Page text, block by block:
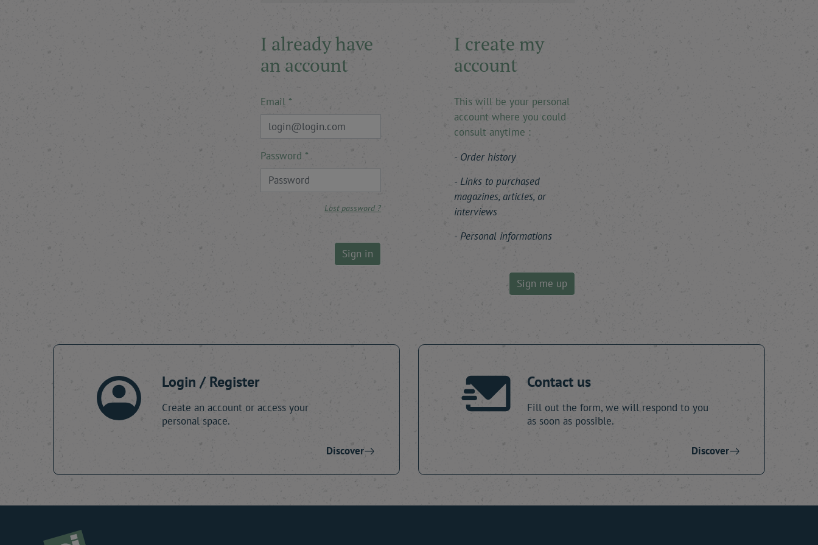
I already have
an account
Email
Password
Lost password ?
Sign in
I create my
account
This will be your personal
account where you could
consult anytime :
Order history
Links to purchased
magazines, articles, or
interviews
Personal informations
Sign me up
Login / Register
Create an account or access your
personal space.
Discover
Contact us
Fill out the form, we will respond to you
as soon as possible.
Discover